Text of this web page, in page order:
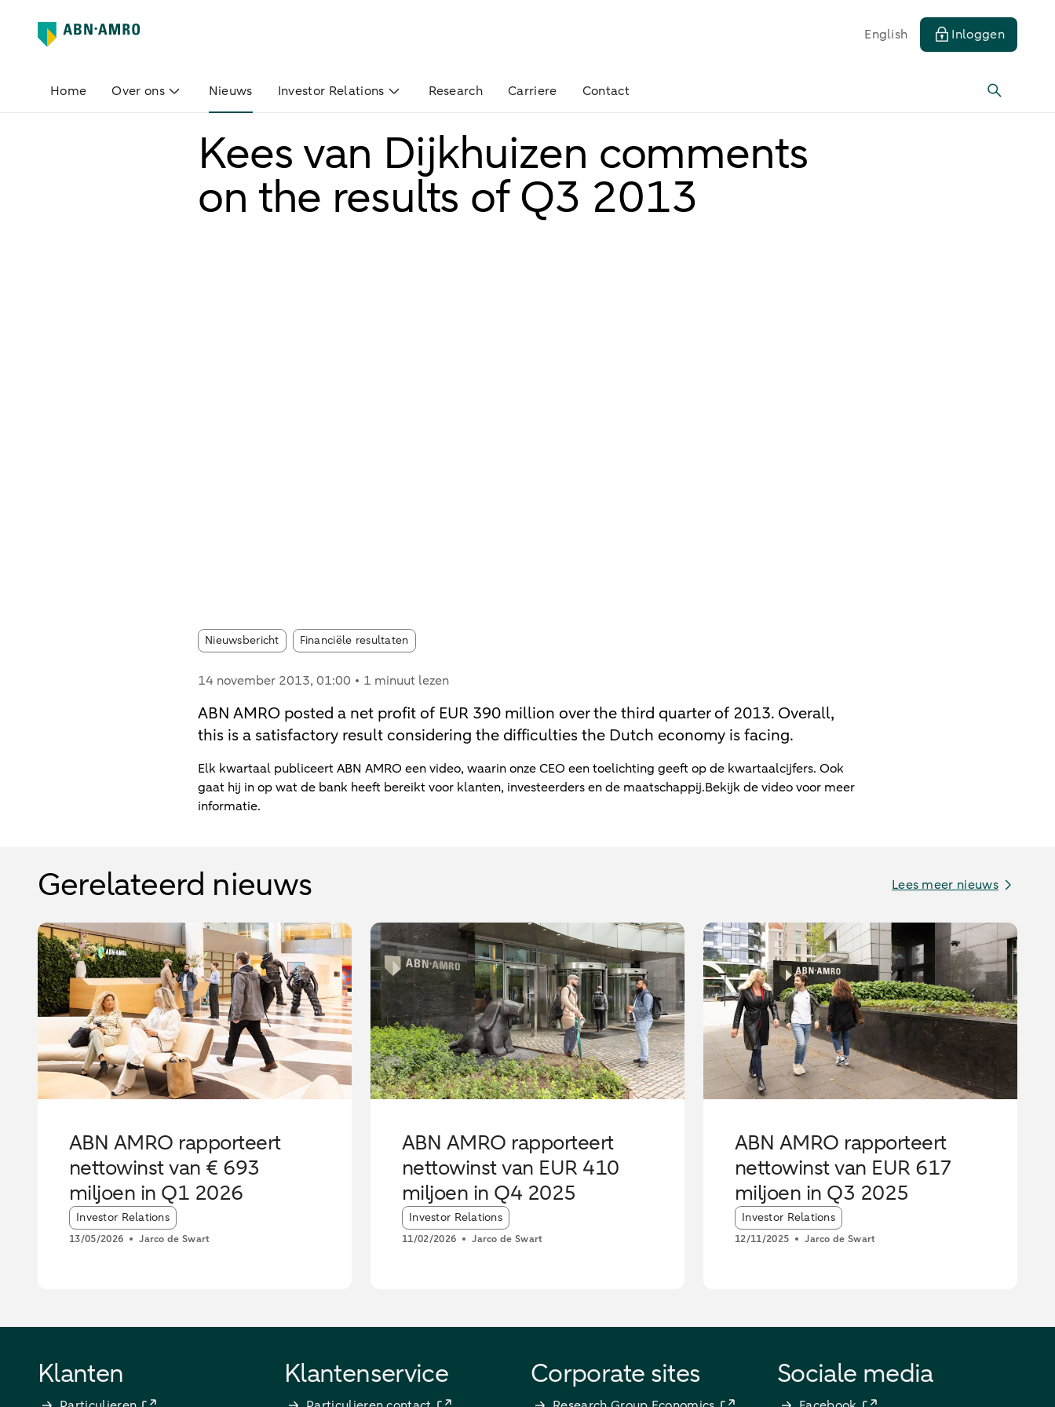
English Inloggen
Home Over ons Nieuws Investor Relations Research Carriere Contact
Kees van Dijkhuizen comments
on the results of Q3 2013
Nieuwsbericht Article tags:
Financiële resultaten
14 november 2013, 01:00 1 minuut lezen
ABN AMRO posted a net profit of EUR 390 million over the third quarter of 2013. Overall,
this is a satisfactory result considering the difficulties the Dutch economy is facing.
Elk kwartaal publiceert ABN AMRO een video, waarin onze CEO een toelichting geeft op de kwartaalcijfers. Ook
gaat hij in op wat de bank heeft bereikt voor klanten, investeerders en de maatschappij.Bekijk de video voor meer
informatie.
Gerelateerd nieuws Lees meer nieuws
ABN AMRO rapporteert
nettowinst van € 693
miljoen in Q1 2026
Article tags:
Investor Relations
13/05/2026 Jarco de Swart
ABN AMRO rapporteert
nettowinst van EUR 410
miljoen in Q4 2025
Article tags:
Investor Relations
11/02/2026 Jarco de Swart
ABN AMRO rapporteert
nettowinst van EUR 617
miljoen in Q3 2025
Article tags:
Investor Relations
12/11/2025 Jarco de Swart
Klanten Klantenservice Corporate sites Sociale media